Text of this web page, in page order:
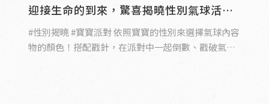
迎接生命的到來，驚喜揭曉性別氣球活潑
熱銷中
#性別揭曉 #寶寶派對 依照寶寶的性別來選擇氣球內容
物的顏色！搭配戳針，在派對中一起倒數、戳破氣球